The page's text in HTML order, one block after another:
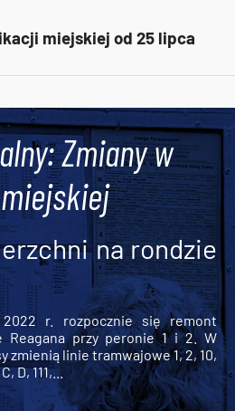
miejskiej od 25 lipca
Zmiany w
na rondzie
r. rozpocznie się remont
Reagana przy peronie 1 i 2. W
zmienią linie tramwajowe 1, 2, 10,
D, 111,...